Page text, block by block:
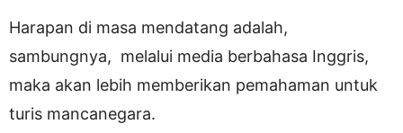
Harapan di masa mendatang adalah,
sambungnya, melalui media berbahasa Inggris,
maka akan lebih memberikan pemahaman untuk
turis mancanegara.